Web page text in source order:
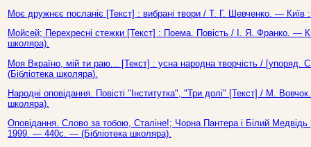
Моє дружнєє посланіє [Текст] : вибрані твори / Т. Г. Шевченко. —
Мойсей; Перехресні стежки [Текст] : Поема. Повість / І. Я. Франко. —
школяра).
Моя Вкраїно, мій ти раю... [Текст] : усна народна творчість /
(Бібліотека школяра).
Народні оповідання. Повісті "Інститутка", "Три долі" [Текст] / М.
школяра).
Оповідання. Слово за тобою, Сталіне!; Чорна Пантера і Білий
1999. — 440с. — (Бібліотека школяра).